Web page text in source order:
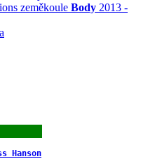
zeměkoule Body 2013 -